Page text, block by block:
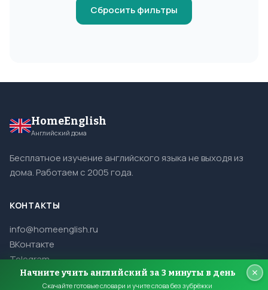
Сбросить фильтры
HomeEnglish
Английский дома
Бесплатное изучение английского языка не выходя из
дома. Работаем с 2005 года.
КОНТАКТЫ
info@homeenglish.ru
ВКонтакте
Telegram
Начните учить английский за 3 минуты в день
Скачайте готовые словари и учите слова без зубрёжки